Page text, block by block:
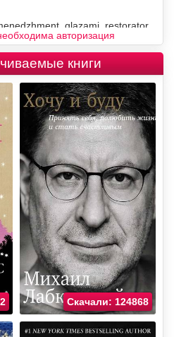
авторизация
книги
Скачали: 124868